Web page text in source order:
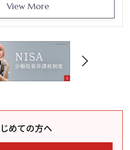
View More
めての方へ